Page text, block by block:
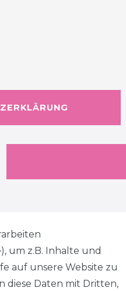
um z.B. Inhalte und
auf unsere Website zu
diese Daten mit Dritten,